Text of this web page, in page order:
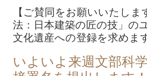
【ご賛同をお願いいたしま
法：日本建築の匠の技」の
文化遺産への登録を求めま
いよいよ来週文部科